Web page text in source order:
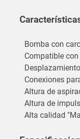
Bomba con
Compatible
Conexiones
Altura de
Altura de
Alta calidad